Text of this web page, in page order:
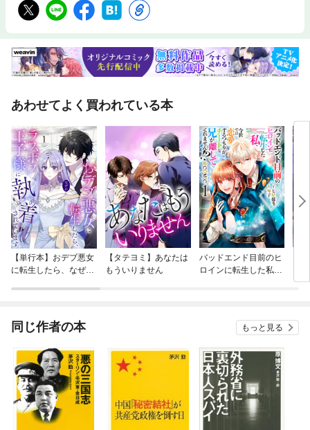
あわせてよく買われている本
【単行本】おデブ悪女
に転生したら、なぜか
【タテヨミ】あなたは
もういりません
バッドエンド目前のヒ
ロインに転生した私、
同じ作者の本 もっと見る